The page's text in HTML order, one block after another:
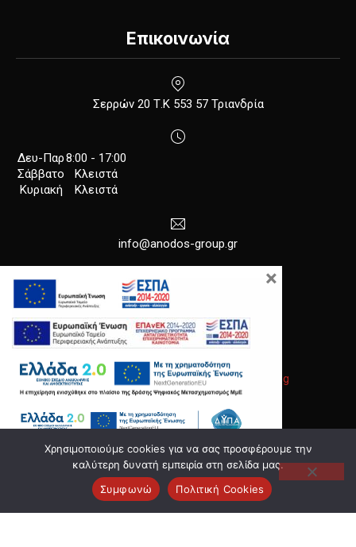
Επικοινωνία
Σερρών 20 Τ.Κ 553 57 ΤριανδρίαNew Window
Δευ-Παρ8:00 - 17:00
Σάββατο
Κλειστά
Κυριακή
Κλειστά
info@anodos-group.gr
Copyright © 2026Anodos Group
|Κατασκευή ΙστοσελίδωνGama Advertising
Θέμα WordPress απόFORQYΝέο παράθυρο
Επιστροφή στην κορυφή
Χρησιμοποιούμε cookies για να σας προσφέρουμε την
καλύτερη δυνατή εμπειρία στη σελίδα μας.
Συμφωνώ
Πολιτική Cookies
×